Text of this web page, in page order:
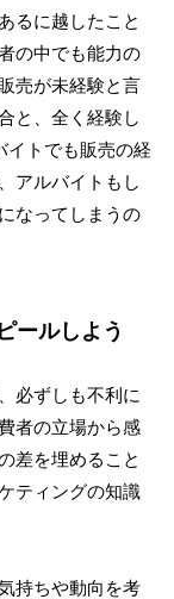
るに越したこと
の中でも能力の
売が未経験と言
と、全く経験し
イトでも販売の経
アルバイトもし
なってしまうの
ールしよう
必ずしも不利に
者の立場から感
差を埋めること
ティングの知識
持ちや動向を考